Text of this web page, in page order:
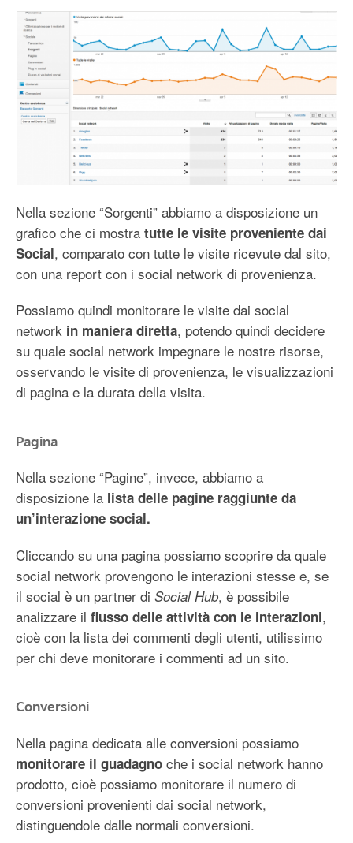
Nella sezione “Sorgenti” abbiamo a disposizione un
grafico che ci mostra tutte le visite proveniente dai
Social, comparato con tutte le visite ricevute dal sito,
con una report con i social network di provenienza.
Possiamo quindi monitorare le visite dai social
network in maniera diretta, potendo quindi decidere
su quale social network impegnare le nostre risorse,
osservando le visite di provenienza, le visualizzazioni
di pagina e la durata della visita.
Pagina
Nella sezione “Pagine”, invece, abbiamo a
disposizione la lista delle pagine raggiunte da
un’interazione social.
Cliccando su una pagina possiamo scoprire da quale
social network provengono le interazioni stesse e, se
il social è un partner di Social Hub, è possibile
analizzare il flusso delle attività con le interazioni,
cioè con la lista dei commenti degli utenti, utilissimo
per chi deve monitorare i commenti ad un sito.
Conversioni
Nella pagina dedicata alle conversioni possiamo
monitorare il guadagno che i social network hanno
prodotto, cioè possiamo monitorare il numero di
conversioni provenienti dai social network,
distinguendole dalle normali conversioni.